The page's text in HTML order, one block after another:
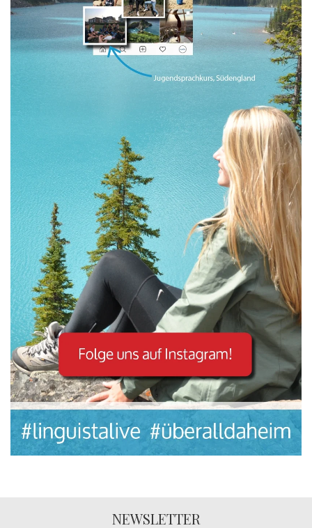
NEWSLETTER